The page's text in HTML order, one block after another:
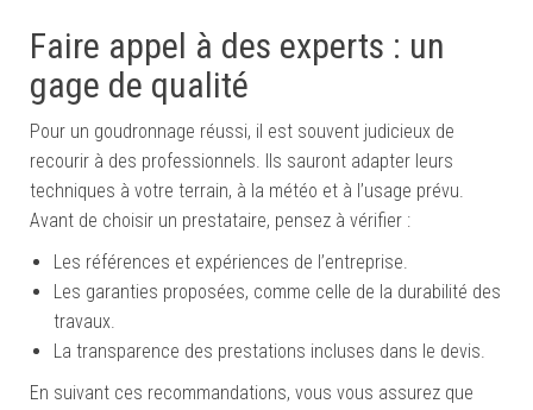
Faire appel à des experts : un
gage de qualité
Pour un goudronnage réussi, il est souvent judicieux de
recourir à des professionnels. Ils sauront adapter leurs
techniques à votre terrain, à la météo et à l’usage prévu.
Avant de choisir un prestataire, pensez à vérifier :
Les références et expériences de l’entreprise.
Les garanties proposées, comme celle de la durabilité des
travaux.
La transparence des prestations incluses dans le devis.
En suivant ces recommandations, vous vous assurez que